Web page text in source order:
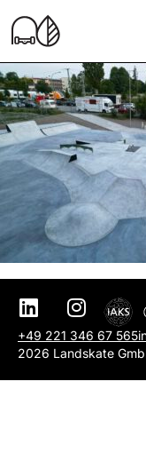
+49 221 346 67 565
2026 Landskate